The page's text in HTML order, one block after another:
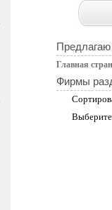
Предлагаю
Главная
Фирмы